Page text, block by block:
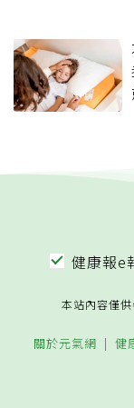
健康報e
本站內容僅
關於元氣網 健